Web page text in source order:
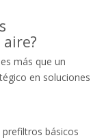
más que un
en soluciones
básicos